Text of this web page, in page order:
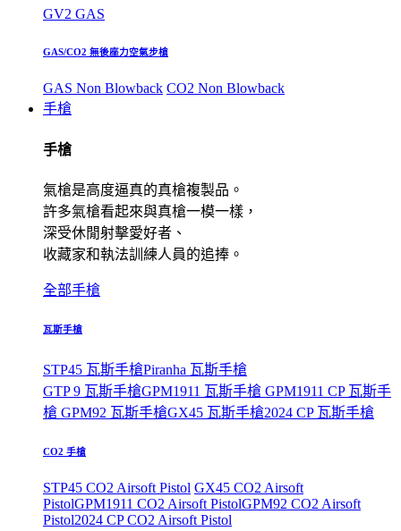
GV2 GAS
GAS/CO2 無後座力空氣步槍
GAS Non Blowback CO2 Non Blowback
手槍
手槍
氣槍是高度逼真的真槍複製品。
許多氣槍看起來與真槍一模一樣，
深受休閒射擊愛好者、
收藏家和執法訓練人員的追捧。
全部手槍
瓦斯手槍
STP45 瓦斯手槍Piranha 瓦斯手槍
GTP 9 瓦斯手槍GPM1911 瓦斯手槍 GPM1911 CP 瓦斯手
槍 GPM92 瓦斯手槍GX45 瓦斯手槍2024 CP 瓦斯手槍
CO2 手槍
STP45 CO2 Airsoft Pistol GX45 CO2 Airsoft
PistolGPM1911 CO2 Airsoft PistolGPM92 CO2 Airsoft
Pistol2024 CP CO2 Airsoft Pistol